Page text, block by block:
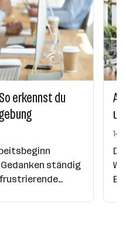
erkennst du
ständig
frustrierende